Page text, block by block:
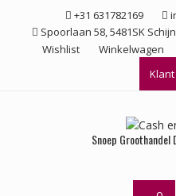
+31 631782169
Spoorlaan 58, 5481SK
Wishlist
Winkelwagen
Snoep